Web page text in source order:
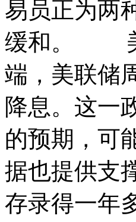
易员正为两
缓和。 美
端，美联储
降息。这一
的预期，
据也提供支
存录得一年